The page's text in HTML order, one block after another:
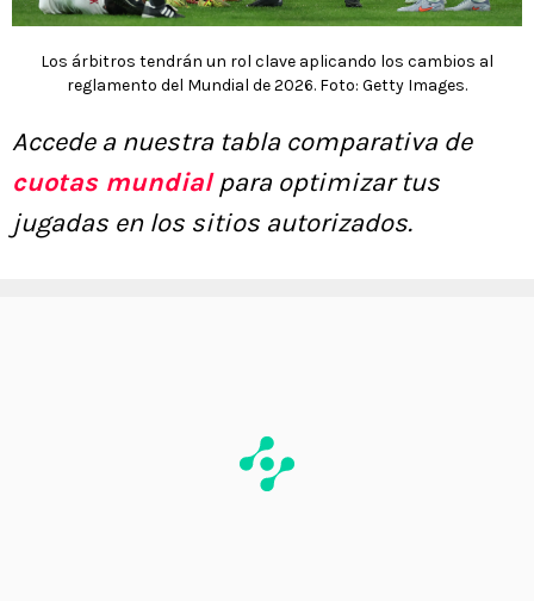
Los árbitros tendrán un rol clave aplicando los cambios al
reglamento del Mundial de 2026. Foto: Getty Images.
Accede a nuestra tabla comparativa de
cuotas mundialpara optimizar tus
jugadas en los sitios autorizados.